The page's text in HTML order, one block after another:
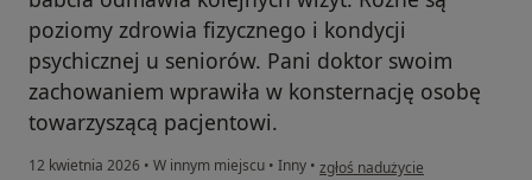
poziomy zdrowia fizycznego i kondycji
psychicznej u seniorów. Pani doktor swoim
zachowaniem wprawiła w konsternację osobę
towarzyszącą pacjentowi.
12 kwietnia 2026 • W innym miejscu • Inny • w opinii użytkownika Anna
zgłoś nadużycie